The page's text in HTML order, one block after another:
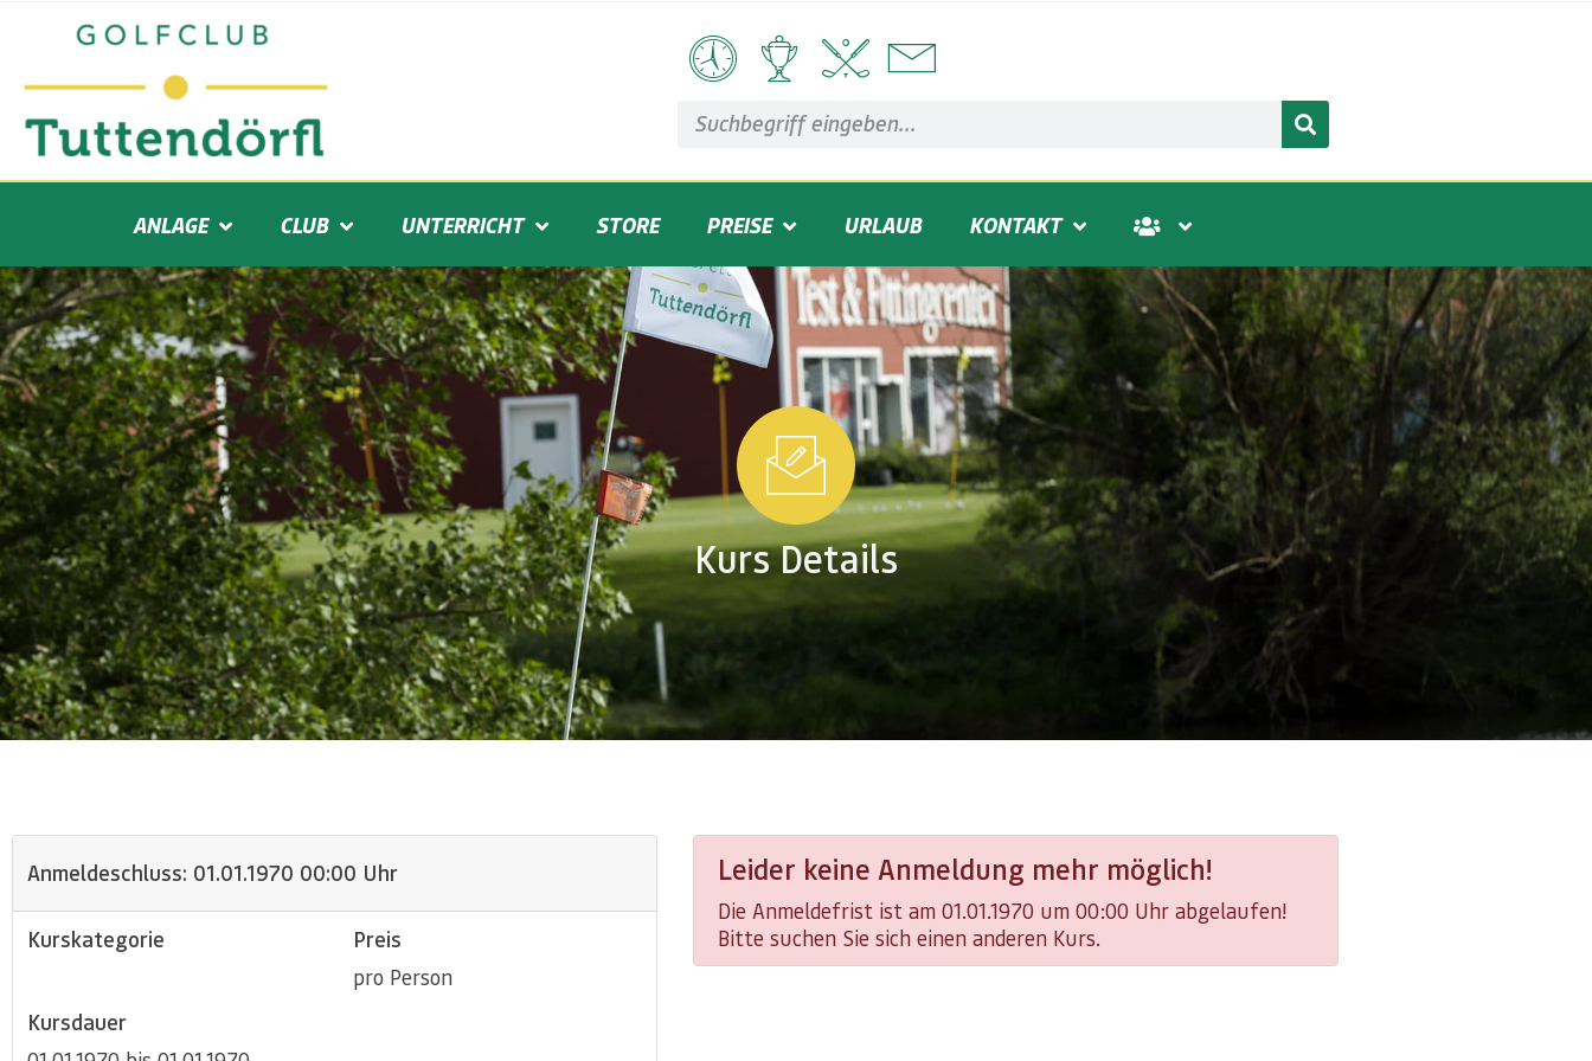
ANLAGE CLUB UNTERRICHT STORE PREISE URLAUB KONTAKT
Kurs Details
Anmeldeschluss: 01.01.1970 00:00 Uhr
Kurskategorie Preis
pro Person
Kursdauer
Leider keine Anmeldung mehr möglich!
Die Anmeldefrist ist am 01.01.1970 um 00:00 Uhr abgelaufen!
Bitte suchen Sie sich einen anderen Kurs.